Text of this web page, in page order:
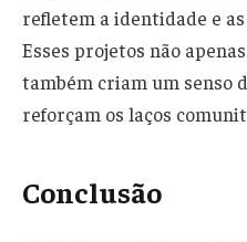
refletem a identidade e
Esses projetos não
também criam um senso
reforçam os laços
Conclusão